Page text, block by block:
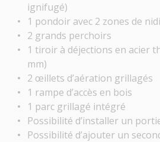
ignifugé)
1 pondoir avec 2 zones de
2 grands perchoirs
1 tiroir à déjections en acier
mm)
2 œillets d’aération grillagés
1 rampe d’accès en bois
1 parc grillagé intégré
Possibilité d’installer un
Possibilité d’ajouter un